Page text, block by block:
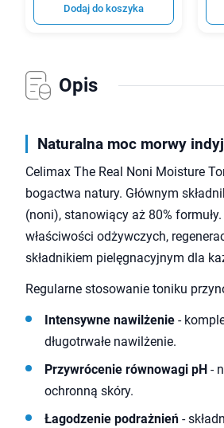
Dodaj do koszyka
Opis
Naturalna moc morwy
Celimax The Real Noni Moisture
bogactwa natury. Głównym
(noni), stanowiący aż 80%
właściwości odżywczych,
składnikiem pielęgnacyjnym dla
Regularne stosowanie toniku
Intensywne nawilżenie -
długotrwałe nawilżenie.
Przywrócenie równowagi pH -
ochronną skóry.
Łagodzenie podrażnień -